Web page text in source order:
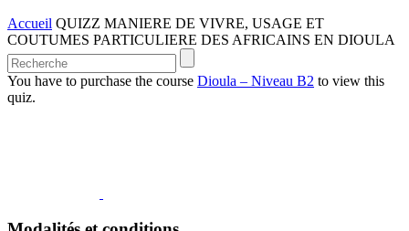
Accueil QUIZZ MANIERE DE VIVRE, USAGE ET
COUTUMES PARTICULIERE DES AFRICAINS EN DIOULA
You have to purchase the course Dioula – Niveau B2 to view this
quiz.